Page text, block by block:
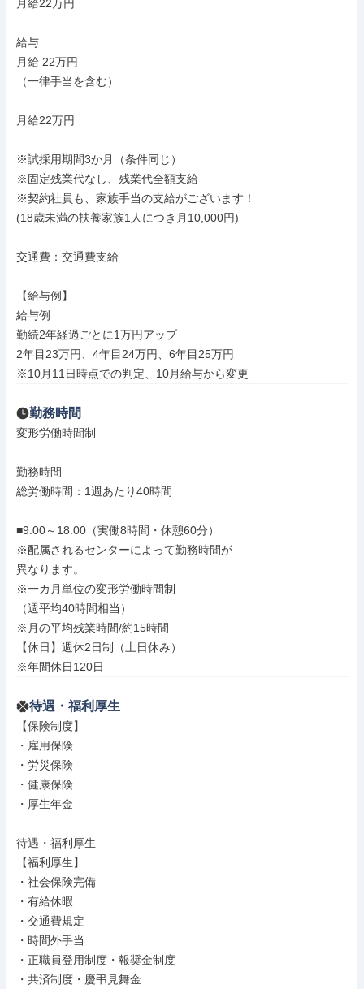
月給22万円
給与
月給 22万円
（一律手当を含む）
月給22万円
※試採用期間3か月（条件同じ）
※固定残業代なし、残業代全額支給
※契約社員も、家族手当の支給がございます！
(18歳未満の扶養家族1人につき月10,000円)
交通費：交通費支給
【給与例】
給与例
勤続2年経過ごとに1万円アップ
2年目23万円、4年目24万円、6年目25万円
※10月11日時点での判定、10月給与から変更
勤務時間
変形労働時間制
勤務時間
総労働時間：1週あたり40時間
■9:00～18:00（実働8時間・休憩60分）
※配属されるセンターによって勤務時間が
異なります。
※一カ月単位の変形労働時間制
（週平均40時間相当）
※月の平均残業時間/約15時間
【休日】週休2日制（土日休み）
※年間休日120日
待遇・福利厚生
【保険制度】
・雇用保険
・労災保険
・健康保険
・厚生年金
待遇・福利厚生
【福利厚生】
・社会保険完備
・有給休暇
・交通費規定
・時間外手当
・正職員登用制度・報奨金制度
・共済制度・慶弔見舞金